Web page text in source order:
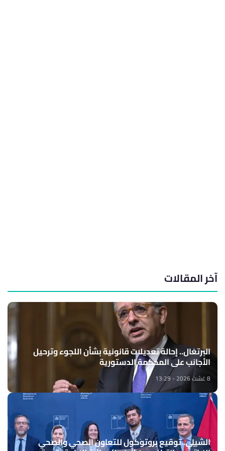
آخر المقالات
البرتغال.. إحالة تعديلات قانونية بشأن اللجوء وترحيل
الأجانب على المحكمة الدستورية
8 غشت 2026 - 13:29
الشيلي..توقيع بروتوكول للتعاون الصحي والصحي